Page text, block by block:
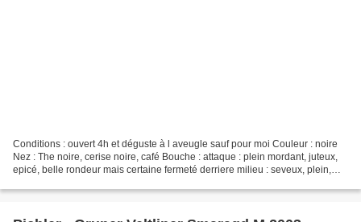
Conditions : ouvert 4h et déguste à l aveugle sauf pour moi Couleur : noire
Nez : The noire, cerise noire, café Bouche : attaque : plein mordant, juteux,
epicé, belle rondeur mais certaine fermeté derriere milieu : seveux, plein,